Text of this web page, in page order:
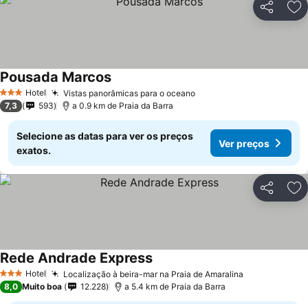
Partilhar
3 EstrelasHotel Vistas panorâmicas para o oceano
Pousada Marcos
7,3 593 a 0.9 km de Praia da Barra
Selecione as datas para ver os preços
exatos.
Ver preços
Partilhar
3 EstrelasHotel Localização à beira-mar na Praia de Amaralina
Rede Andrade Express
8,0 Muito boa 12.228 a 5.4 km de Praia da Barra